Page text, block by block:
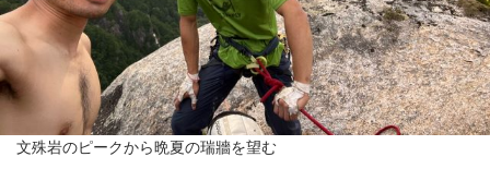
文殊岩のピークから晩夏の瑞牆を望む